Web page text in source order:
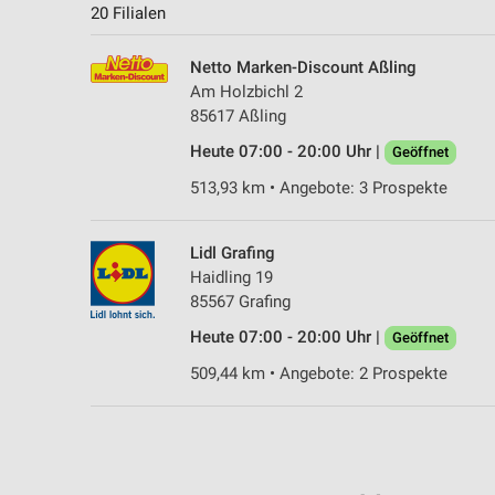
20 Filialen
Netto Marken-Discount Aßling
Am Holzbichl 2
85617 Aßling
Heute 07:00 - 20:00 Uhr |
Geöffnet
513,93 km • Angebote: 3 Prospekte
Lidl Grafing
Haidling 19
85567 Grafing
Heute 07:00 - 20:00 Uhr |
Geöffnet
509,44 km • Angebote: 2 Prospekte